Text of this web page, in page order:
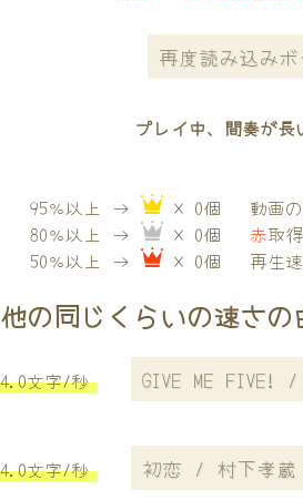
再度読み込みボ
プレイ中、間奏が長
95％以上 →
× 0個
80％以上 →
× 0個
50％以上 →
× 0個
動画
赤取
再生
他の同じくらいの速さの
4.0文字/秒 GIVE ME FIVE! /
4.0文字/秒 初恋 / 村下孝蔵